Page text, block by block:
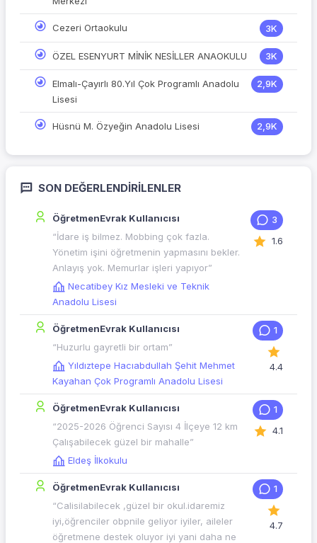
Cezeri Ortaokulu 3K
ÖZEL ESENYURT MİNİK NESİLLER ANAOKULU 3K
Elmalı-Çayırlı 80.Yıl Çok Programlı Anadolu
Lisesi
2,9K
Hüsnü M. Özyeğin Anadolu Lisesi 2,9K
SON DEĞERLENDIRILENLER
ÖğretmenEvrak Kullanıcısı
“İdare iş bilmez. Mobbing çok fazla.
Yönetim işini öğretmenin yapmasını bekler.
Anlayış yok. Memurlar işleri yapıyor”
Necatibey Kız Mesleki ve Teknik
Anadolu Lisesi
3
1.6
ÖğretmenEvrak Kullanıcısı
“Huzurlu gayretli bir ortam”
Yıldıztepe Hacıabdullah Şehit Mehmet
Kayahan Çok Programlı Anadolu Lisesi
1
4.4
ÖğretmenEvrak Kullanıcısı
“2025-2026 Öğrenci Sayısı 4 İlçeye 12 km
Çalışabilecek güzel bir mahalle”
Eldeş İlkokulu
1
4.1
ÖğretmenEvrak Kullanıcısı
“Calisilabilecek ,güzel bir okul.idaremiz
iyi,öğrenciler obpnile geliyor iyiler, aileler
öğretmene destek oluyor iyi yani daha ne
1
4.7